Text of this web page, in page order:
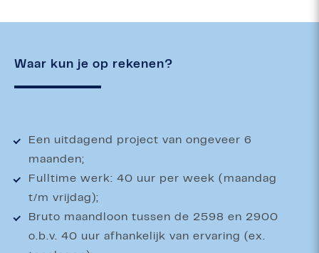
Waar kun je op rekenen?
Een uitdagend project van ongeveer 6
maanden;
Fulltime werk: 40 uur per week (maandag
t/m vrijdag);
Bruto maandloon tussen de 2598 en 2900
o.b.v. 40 uur afhankelijk van ervaring (ex.